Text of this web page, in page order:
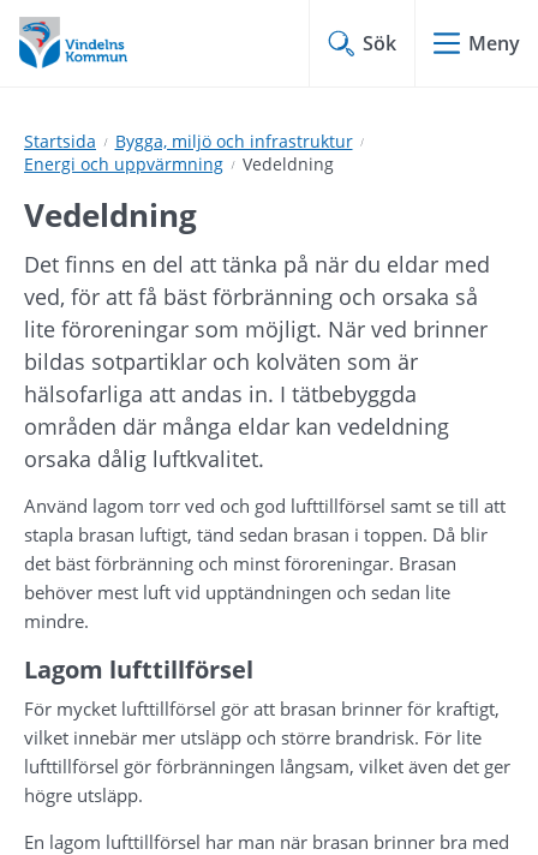
Hoppa
till
innehåll
Hoppa
till
undermeny
Sök Meny
Startsida
Bygga, miljö och infrastruktur
Energi och uppvärmning
Vedeldning
Vedeldning
Det finns en del att tänka på när du eldar med
ved, för att få bäst förbränning och orsaka så
lite föroreningar som möjligt. När ved brinner
bildas sotpartiklar och kolväten som är
hälsofarliga att andas in. I tätbebyggda
områden där många eldar kan vedeldning
orsaka dålig luftkvalitet.
Använd lagom torr ved och god lufttillförsel samt se till att
stapla brasan luftigt, tänd sedan brasan i toppen. Då blir
det bäst förbränning och minst föroreningar. Brasan
behöver mest luft vid upptändningen och sedan lite
mindre.
Lagom lufttillförsel
För mycket lufttillförsel gör att brasan brinner för kraftigt,
vilket innebär mer utsläpp och större brandrisk. För lite
lufttillförsel gör förbränningen långsam, vilket även det ger
högre utsläpp.
En lagom lufttillförsel har man när brasan brinner bra med